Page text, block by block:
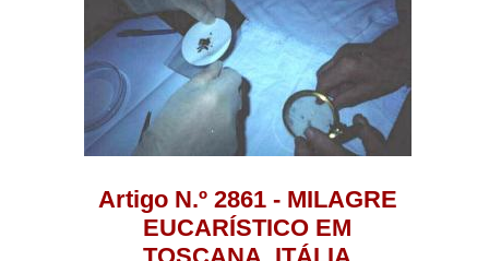
Artigo N.º 2861 - MILAGRE
EUCARÍSTICO EM